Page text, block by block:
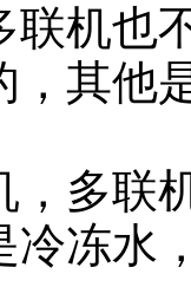
联机也
，其他
，多联
冷冻水